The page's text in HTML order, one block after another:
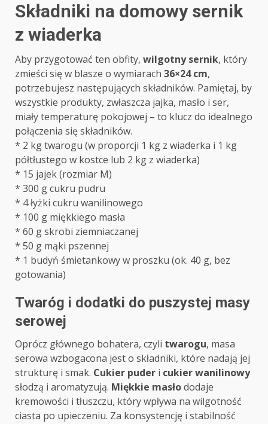
Składniki na domowy sernik
z wiaderka
Aby przygotować ten obfity, wilgotny sernik, który
zmieści się w blasze o wymiarach 36×24 cm,
potrzebujesz następujących składników. Pamiętaj, by
wszystkie produkty, zwłaszcza jajka, masło i ser,
miały temperaturę pokojowej – to klucz do idealnego
połączenia się składników.
* 2 kg twarogu (w proporcji 1 kg z wiaderka i 1 kg
półtłustego w kostce lub 2 kg z wiaderka)
* 15 jajek (rozmiar M)
* 300 g cukru pudru
* 4 łyżki cukru wanilinowego
* 100 g miękkiego masła
* 60 g skrobi ziemniaczanej
* 50 g mąki pszennej
* 1 budyń śmietankowy w proszku (ok. 40 g, bez
gotowania)
Twaróg i dodatki do puszystej masy
serowej
Oprócz głównego bohatera, czyli twarogu, masa
serowa wzbogacona jest o składniki, które nadają jej
strukturę i smak. Cukier puder i cukier wanilinowy
słodzą i aromatyzują. Miękkie masłododaje
kremowości i tłuszczu, który wpływa na wilgotność
ciasta po upieczeniu. Za konsystencję i stabilność